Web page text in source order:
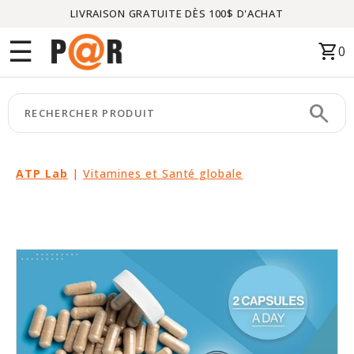
LIVRAISON GRATUITE DÈS 100$ D'ACHAT
☰ shopping_cart0
search
ATP Lab | Vitamines et Santé globale
Menu
CATÉGORIES
keyboard_arrow_right
MARQUES
keyboard_arrow_right
VEDETTE
CE
LIQUIDATION
PARTENAIRES